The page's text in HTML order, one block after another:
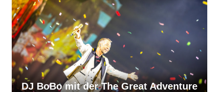
DJ BoBo mit der The Great Adventure